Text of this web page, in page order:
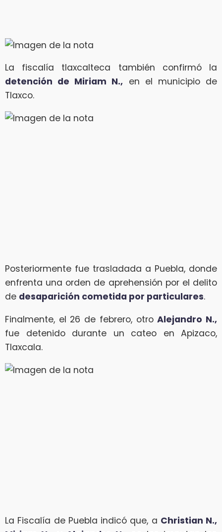
La fiscalía tlaxcalteca también confirmó la
detención de Miriam N., en el municipio de
Tlaxco.
Posteriormente fue trasladada a Puebla, donde
enfrenta una orden de aprehensión por el delito
de desaparición cometida por particulares.
Finalmente, el 26 de febrero, otroAlejandro N.,
fue detenido durante un cateo en Apizaco,
Tlaxcala.
La Fiscalía de Puebla indicó que, a Christian N.,